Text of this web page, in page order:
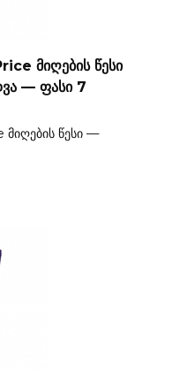
მიღების წესი
— ფასი 7
წესი —